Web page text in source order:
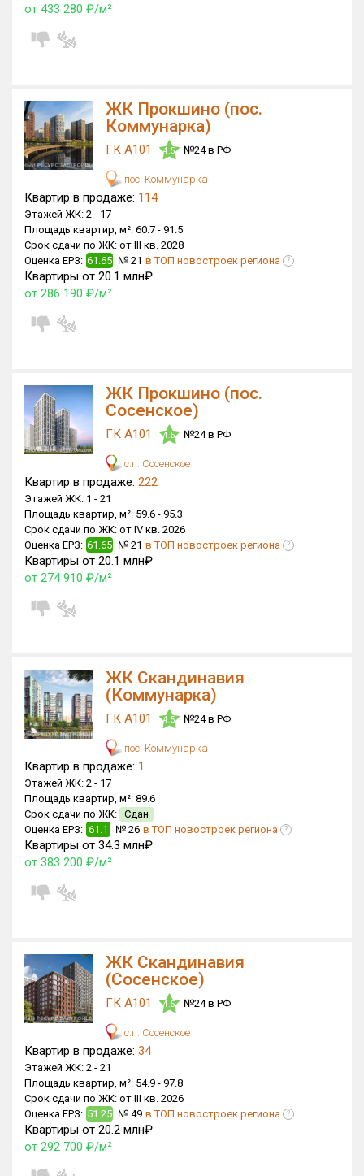
× ДАП ×МД
Кол-во комнат
Только новые
Оценка ЕРЗ ЖК
от
с продажами
Рейтинг ЕРЗ
Найдено:
Жилых комплексов
Домов с апартаментами
Поселков таунхаусов
Многоквартирных домов
Блокированных домов
Квартир, апартаментов,
блоков в БД
от 433 280 ₽/м²
ЖК Прокшино (пос.
Коммунарка)
ГК А101 4.5 №24 в РФ
пос. Коммунарка
Квартир в продаже: 114
Этажей ЖК: 2 - 17
Площадь квартир, м²: 60.7 - 91.5
Срок сдачи по ЖК: от III кв. 2028
Оценка ЕРЗ: 61.65 № 21 в ТОП новостроек региона ?
Квартиры от 20.1 млн₽
от 286 190 ₽/м²
ЖК Прокшино (пос.
Сосенское)
ГК А101 4.5 №24 в РФ
с.п. Сосенское
Квартир в продаже: 222
Этажей ЖК: 1 - 21
Площадь квартир, м²: 59.6 - 95.3
Срок сдачи по ЖК: от IV кв. 2026
Оценка ЕРЗ: 61.65 № 21 в ТОП новостроек региона ?
Квартиры от 20.1 млн₽
от 274 910 ₽/м²
ЖК Скандинавия
(Коммунарка)
ГК А101 4.5 №24 в РФ
пос. Коммунарка
Квартир в продаже: 1
Этажей ЖК: 2 - 17
Площадь квартир, м²: 89.6
Срок сдачи по ЖК: Сдан
Оценка ЕРЗ: 61.1 № 26 в ТОП новостроек региона ?
Квартиры от 34.3 млн₽
от 383 200 ₽/м²
ЖК Скандинавия
(Сосенское)
ГК А101 4.5 №24 в РФ
с.п. Сосенское
Квартир в продаже: 34
Этажей ЖК: 2 - 21
Площадь квартир, м²: 54.9 - 97.8
Срок сдачи по ЖК: от III кв. 2026
Оценка ЕРЗ: 51.25 № 49 в ТОП новостроек региона ?
Квартиры от 20.2 млн₽
от 292 700 ₽/м²